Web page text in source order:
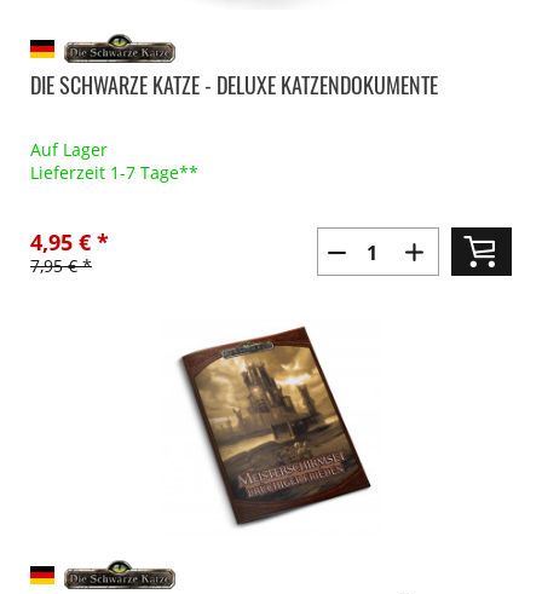
DIE SCHWARZE KATZE - DELUXE KATZENDOKUMENTE
Auf Lager
Lieferzeit 1-7 Tage**
7,95 € *
4,95 € *